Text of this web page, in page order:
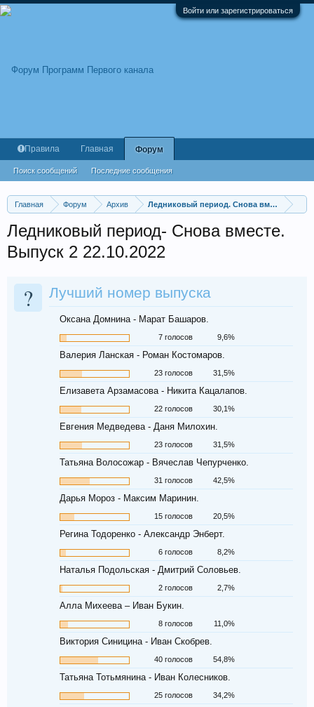
Войти или зарегистрироваться
Главная Форум Архив Ледниковый период. Снова вместе!
Ледниковый период- Снова вместе.
Выпуск 2 22.10.2022
? Лучший номер выпуска
Оксана Домнина - Марат Башаров.
7 голосов 9,6%
Валерия Ланская - Роман Костомаров.
23 голосов 31,5%
Елизавета Арзамасова - Никита Кацалапов.
22 голосов 30,1%
Евгения Медведева - Даня Милохин.
23 голосов 31,5%
Татьяна Волосожар - Вячеслав Чепурченко.
31 голосов 42,5%
Дарья Мороз - Максим Маринин.
15 голосов 20,5%
Регина Тодоренко - Александр Энберт.
6 голосов 8,2%
Наталья Подольская - Дмитрий Соловьев.
2 голосов 2,7%
Алла Михеева – Иван Букин.
8 голосов 11,0%
Виктория Синицина - Иван Скобрев.
40 голосов 54,8%
Татьяна Тотьмянина - Иван Колесников.
25 голосов 34,2%
Правила Главная Форум
Поиск сообщений Последние сообщения